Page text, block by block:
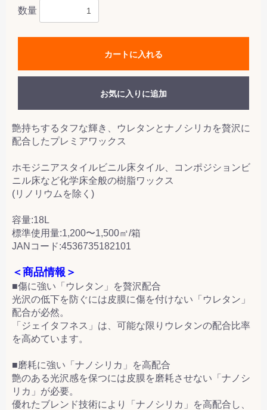
数量
カートに入れる
お気に入りに追加
艶持ちするタフな輝き、ウレタンとナノシリカを贅沢に
配合したプレミアワックス
ホモジニアスタイルビニル床タイル、コンポジションビ
ニル床など化学床全般の樹脂ワックス
(リノリウムを除く)
容量:18L
標準使用量:1,200〜1,500㎡/箱
JANコード:4536735182101
＜商品情報＞
■傷に強い「ウレタン」を贅沢配合
光沢の低下を防ぐには皮膜に傷を付けない「ウレタン」
配合が必然。
「ジェイタフネス」は、可能な限りウレタンの配合比率
を高めています。
■磨耗に強い「ナノシリカ」を高配合
艶のある光沢感を保つには皮膜を磨耗させない「ナノシ
リカ」が必要。
優れたブレンド技術により「ナノシリカ」を高配合し、